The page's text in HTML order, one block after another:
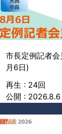
市長定例記者
月6日)
再生 : 24回
公開 : 2026.8.6